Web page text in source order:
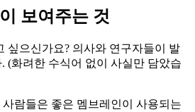
보여주는 것
싶으신가요? 의사와 연구자들이 발
(화려한 수식어 없이 사실만 담았습
람들은 좋은 멤브레인이 사용되는